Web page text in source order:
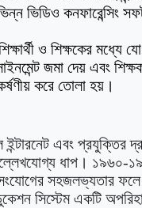
ভিডিও কনফারেন্সিং
ও শিক্ষকের মধ্যে
জমা দেয় এবং
করে তোলা হয়।
এবং প্রযুক্তির
ধাপ।
সংযোগের সহজলভ্যতার
সিস্টেম একটি